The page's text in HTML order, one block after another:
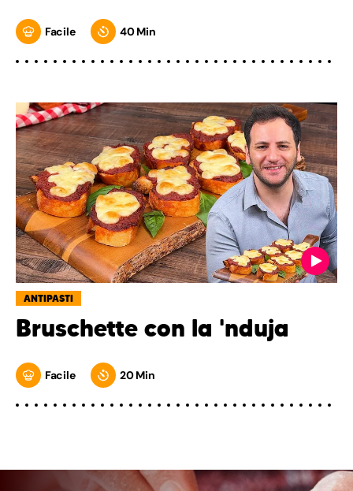
Facile 40 Min
ANTIPASTI
Bruschette con la 'nduja
Facile 20 Min